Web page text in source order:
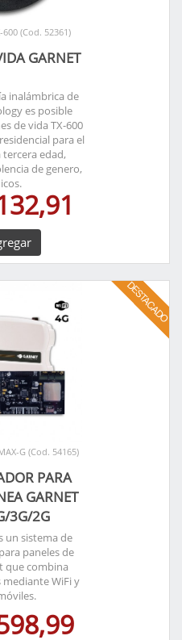
600 (Cod. 52361)
GARNET
inalámbrica de
es posible
de vida TX-600
para el
edad,
de genero,
G (Cod. 54165)
PARA
GARNET
3G/2G
un sistema de
paneles de
que combina
WiFi y